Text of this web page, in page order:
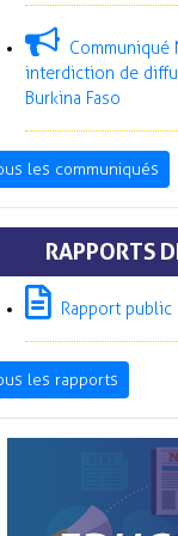
Communiqué
interdiction de
Burkina Faso
les communiqués
RAPPORTS
Rapport
les rapports